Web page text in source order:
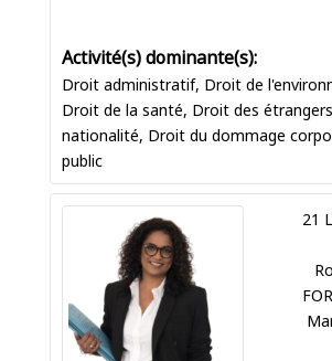
Droit administratif, Droit de
Droit de la santé, Droit des
nationalité, Droit du dommage
public
21